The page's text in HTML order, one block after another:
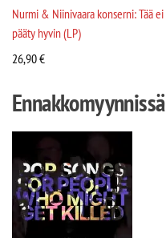
Nurmi & Niinivaara konserni: Tää ei
pääty hyvin (LP)
26,90€
Ennakkomyynnissä